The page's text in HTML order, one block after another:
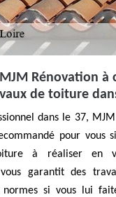
Rénovation à
de toiture
dans le 37,
pour vous
à réaliser en
garantit des
si vous lui